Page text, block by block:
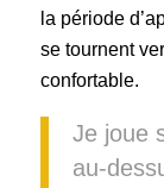
la période
se tournent
confortable.
Je joue
au-